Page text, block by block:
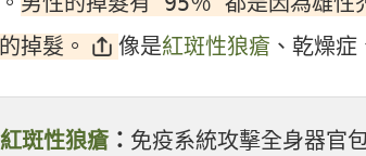
掉髮。
像是紅斑性狼瘡 、乾燥
紅斑性狼瘡： 免疫系統攻擊全身器官